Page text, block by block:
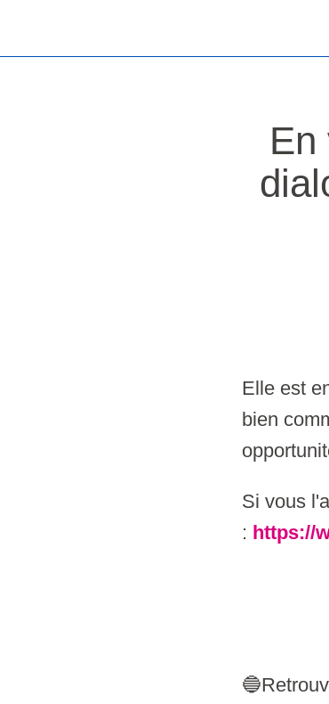
En
Elle est
bien
Si vous
: https://